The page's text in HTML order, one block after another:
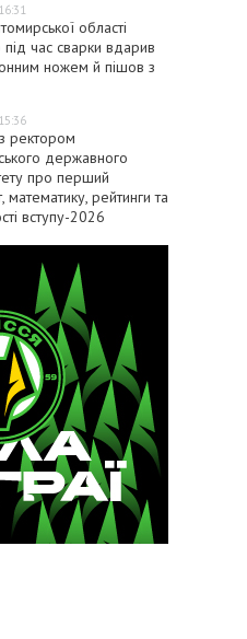
Житомирської області
області
час сварки вдарив
ножем й пішов з
ректором
державного
про перший
математику, рейтинги та
вступу-2026